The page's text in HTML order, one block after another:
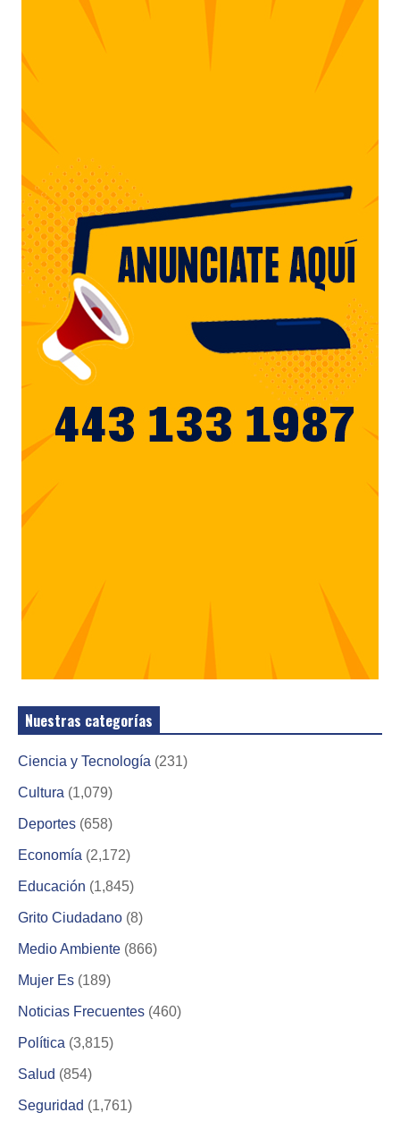
Nuestras categorías
Ciencia y Tecnología (231)
Cultura (1,079)
Deportes (658)
Economía (2,172)
Educación (1,845)
Grito Ciudadano (8)
Medio Ambiente (866)
Mujer Es (189)
Noticias Frecuentes (460)
Política (3,815)
Salud (854)
Seguridad (1,761)